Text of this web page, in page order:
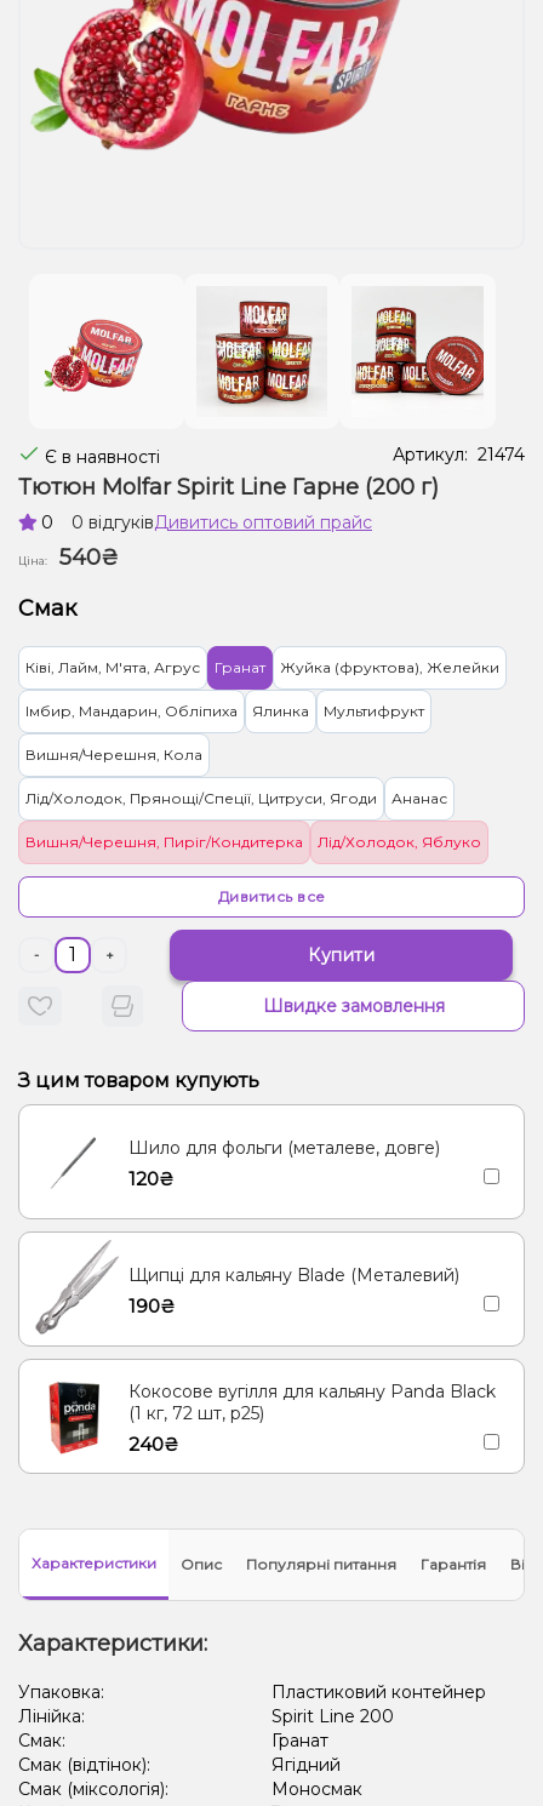
Рідини для електронних сигарет
Подарункові набори
Уцінка
Є в наявності Артикул: 21474
Тютюн Molfar Spirit Line Гарне (200 г)
0 0 відгуківДивитись оптовий прайс
Ціна:
540₴
Смак
Ківі, Лайм, М'ята, Агрус Гранат Жуйка (фруктова), Желейки
Імбир, Мандарин, Обліпиха Ялинка Мультифрукт
Вишня/Черешня, Кола
Лід/Холодок, Прянощі/Спеції, Цитруси, Ягоди Ананас
Вишня/Черешня, Пиріг/Кондитерка Лід/Холодок, Яблуко
М'ята Прянощі/Спеції, Слива
Ментол/Евкаліпт Грейпфрут, Лотос, Помело Кавун
Груша/Дюшес, Льод/Холодок, Яблуко
Віскі, Вишня/Черешня, Журавлина
Дивитись все
- + Купити
Швидке замовлення
З цим товаром купують
Шило для фольги (металеве, довге)
120₴
Щипці для кальяну Blade (Металевий)
190₴
Кокосове вугілля для кальяну Panda Black
(1 кг, 72 шт, р25)
240₴
Характеристики Опис Популярні питання Гарантія
Характеристики:
Упаковка:
Пластиковий контейнер
Лінійка:
Spirit Line 200
Смак:
Гранат
Смак (відтінок):
Ягідний
Смак (міксологія):
Моносмак